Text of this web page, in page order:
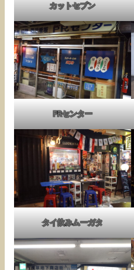
カットセブン
PRセンター
タイ飲みムーガタ